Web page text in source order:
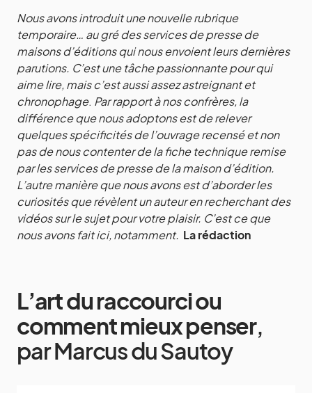
Nous avons introduit une nouvelle rubrique
temporaire… au gré des services de presse de
maisons d’éditions qui nous envoient leurs dernières
parutions. C’est une tâche passionnante pour qui
aime lire, mais c’est aussi assez astreignant et
chronophage. Par rapport à nos confrères, la
différence que nous adoptons est de relever
quelques spécificités de l’ouvrage recensé et non
pas de nous contenter de la fiche technique remise
par les services de presse de la maison d’édition.
L’autre manière que nous avons est d’aborder les
curiosités que révèlent un auteur en recherchant des
vidéos sur le sujet pour votre plaisir. C’est ce que
nous avons fait ici, notamment. La rédaction
L’art du raccourci ou
comment mieux penser,
par Marcus du Sautoy